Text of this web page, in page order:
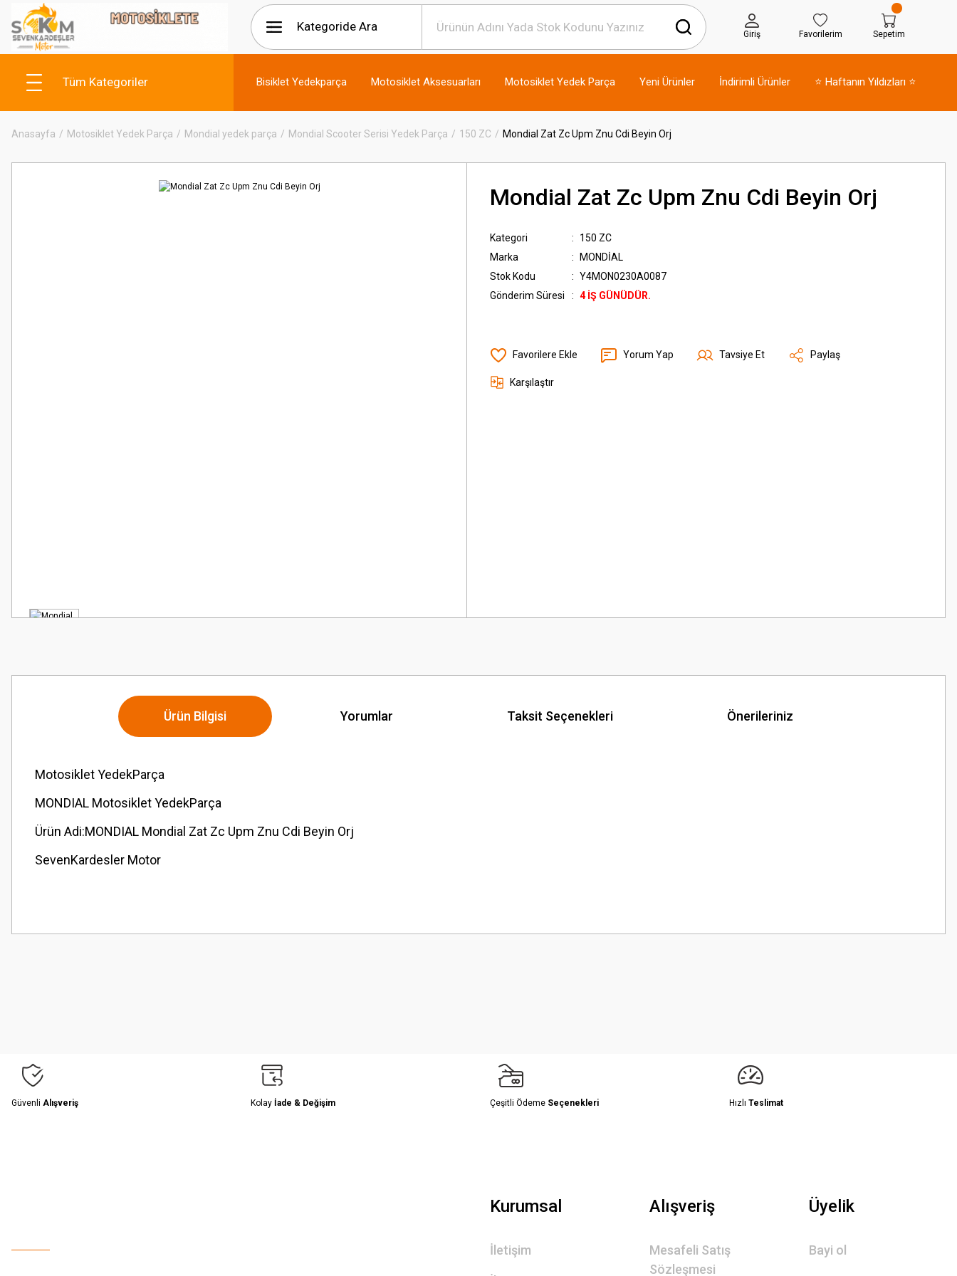
Giriş Favorilerim Sepetim
Tüm Kategoriler Bisiklet Yedekparça Motosiklet Aksesuarları Motosiklet Yedek Parça Yeni Ürünler İndirimli Ürünler ⭐ Haftanın Yıldızları ⭐
Anasayfa Motosiklet Yedek Parça Mondial yedek parça Mondial Scooter Serisi Yedek Parça 150 ZC Mondial Zat Zc Upm Znu Cdi Beyin Orj
Mondial Zat Zc Upm Znu Cdi Beyin Orj
Kategori
150 ZC
Marka
MONDİAL
Stok Kodu
Y4MON0230A0087
Gönderim Süresi
4 İŞ GÜNÜDÜR.
Yorum Yap Tavsiye Et Paylaş
Karşılaştır
Ürün Bilgisi Yorumlar Taksit Seçenekleri Önerileriniz
Motosiklet YedekParça
MONDIAL Motosiklet YedekParça
Ürün Adi:MONDIAL Mondial Zat Zc Upm Znu Cdi Beyin Orj
SevenKardesler Motor
Güvenli Alışveriş Kolay İade & Değişim Çeşitli Ödeme Seçenekleri Hızlı Teslimat
Kurumsal
İletişim
Alışveriş
Mesafeli Satış
Sözleşmesi
Üyelik
Bayi ol